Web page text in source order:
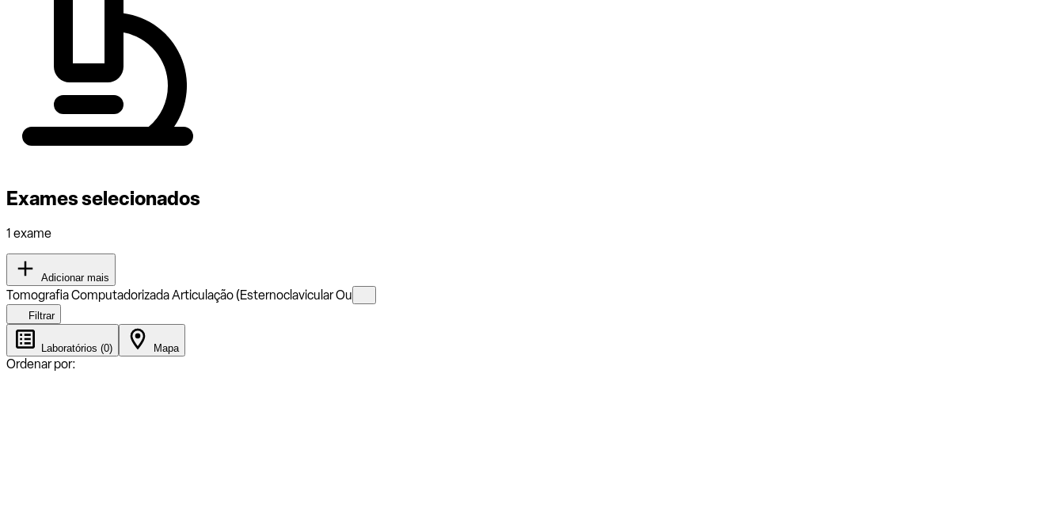
Exames selecionados
1 exame
Adicionar mais
Tomografia Computadorizada Articulação (Esternoclavicular Ou
Filtrar
Laboratórios (0) Mapa
Ordenar por: